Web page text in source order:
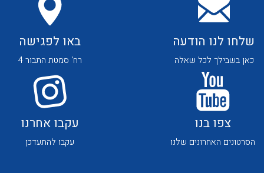
לכל מוצרי היצרן לכל מוצרי היצרן
שלחו לנו הודעה
כאן בשבילך לכל שאלה
באו לפגישה
רח' סמטת התבור 4
צפו בנו
הסרטונים האחרונים שלנו
עקבו אחרנו
עקבו להתעדכן